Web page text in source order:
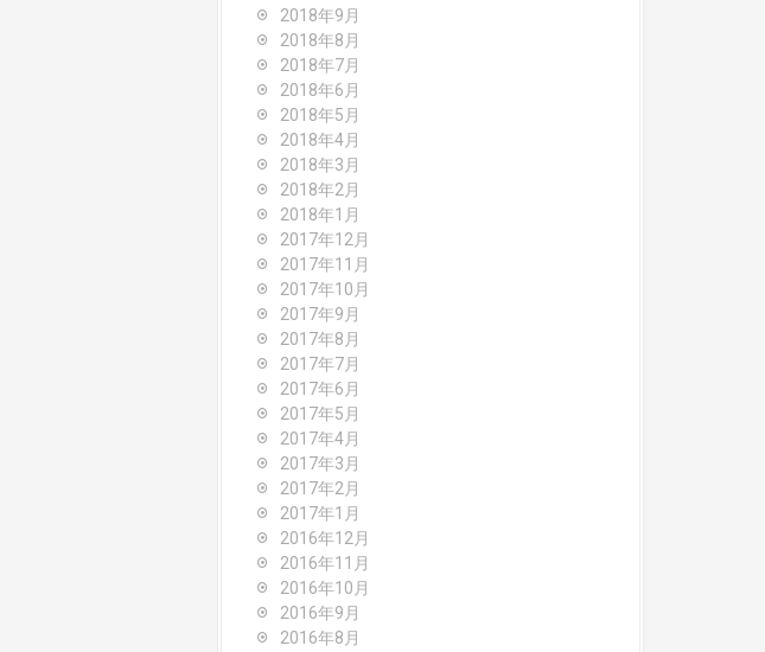
2018年9月
2018年8月
2018年7月
2018年6月
2018年5月
2018年4月
2018年3月
2018年2月
2018年1月
2017年12月
2017年11月
2017年10月
2017年9月
2017年8月
2017年7月
2017年6月
2017年5月
2017年4月
2017年3月
2017年2月
2017年1月
2016年12月
2016年11月
2016年10月
2016年9月
2016年8月